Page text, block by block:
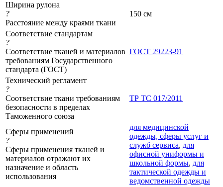
Ширина рулона
?
Расстояние между краями ткани
150 см
Соответствие стандартам
?
Соответствие тканей и материалов
требованиям Государственного
стандарта (ГОСТ)
ГОСТ 29223-91
Технический регламент
?
Соответствие ткани требованиям
безопасности в пределах
Таможенного союза
ТР ТС 017/2011
Сферы применений
?
Сферы применения тканей и
материалов отражают их
назначение и область
использования
для медицинской
одежды, сферы услуг и
служб сервиса, для
офисной униформы и
школьной формы, для
тактической одежды и
ведомственной одежды